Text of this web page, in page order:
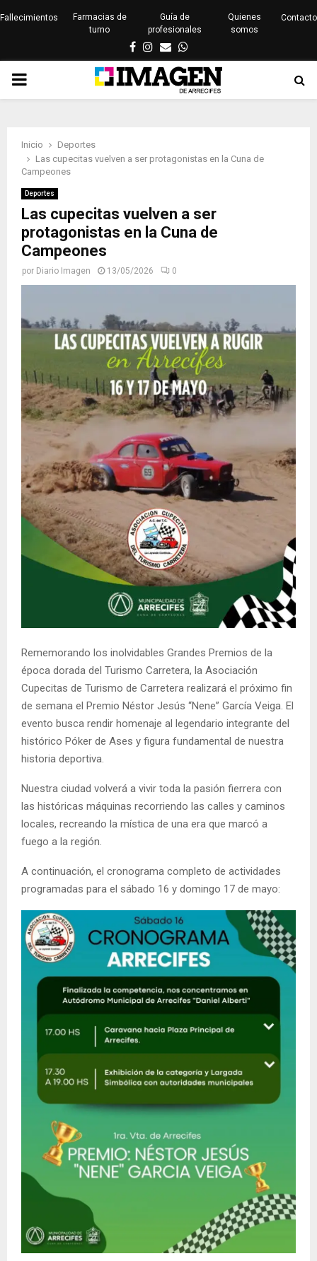
Fallecimientos
Farmacias de
turno
Guía de
profesionales
Quienes
somos
Contacto
Facebook
Instagram
EmailWhatsapp
PRIMARY
Inicio
Deportes
Las cupecitas vuelven a ser protagonistas en la Cuna de
Campeones
Deportes
Las cupecitas vuelven a ser
protagonistas en la Cuna de
Campeones
por Diario Imagen 13/05/2026 0
Rememorando los inolvidables Grandes Premios de la
época dorada del Turismo Carretera, la Asociación
Cupecitas de Turismo de Carretera realizará el próximo fin
de semana el Premio Néstor Jesús “Nene” García Veiga. El
evento busca rendir homenaje al legendario integrante del
histórico Póker de Ases y figura fundamental de nuestra
historia deportiva.
Nuestra ciudad volverá a vivir toda la pasión fierrera con
las históricas máquinas recorriendo las calles y caminos
locales, recreando la mística de una era que marcó a
fuego a la región.
A continuación, el cronograma completo de actividades
programadas para el sábado 16 y domingo 17 de mayo: